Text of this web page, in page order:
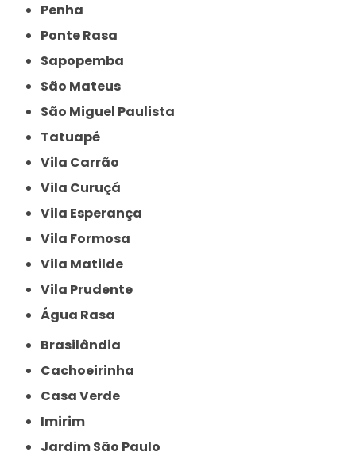
Penha
Ponte Rasa
Sapopemba
São Mateus
São Miguel Paulista
Tatuapé
Vila Carrão
Vila Curuçá
Vila Esperança
Vila Formosa
Vila Matilde
Vila Prudente
Água Rasa
Brasilândia
Cachoeirinha
Casa Verde
Imirim
Jardim São Paulo